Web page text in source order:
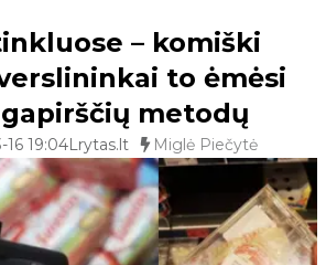
– komiški
to ėmėsi
metodų
16 19:04Lrytas.lt Miglė Piečytė